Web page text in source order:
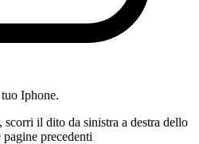
Iphone.
il dito da sinistra a destra dello
precedenti